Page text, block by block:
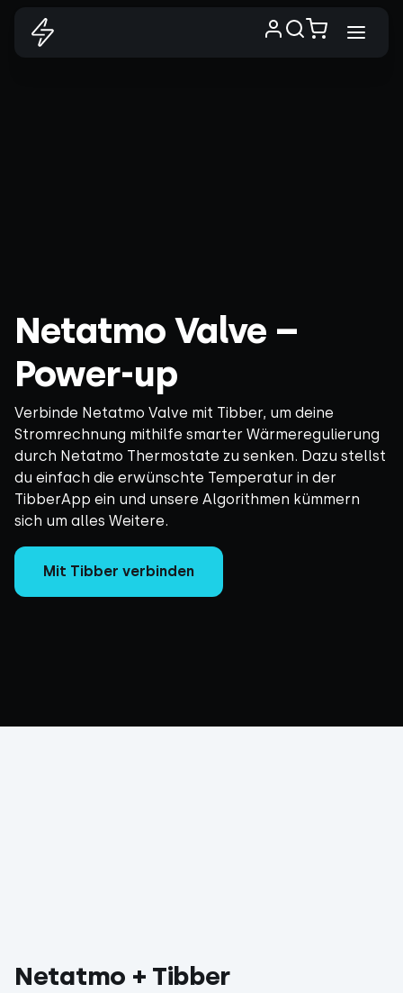
Netatmo Valve –
Power-up
Verbinde Netatmo Valve mit Tibber, um deine
Stromrechnung mithilfe smarter Wärmeregulierung
durch Netatmo Thermostate zu senken. Dazu stellst
du einfach die erwünschte Temperatur in der
TibberApp ein und unsere Algorithmen kümmern
sich um alles Weitere.
Mit Tibber verbinden
Netatmo + Tibber